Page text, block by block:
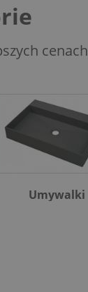
cenach
Umywalki